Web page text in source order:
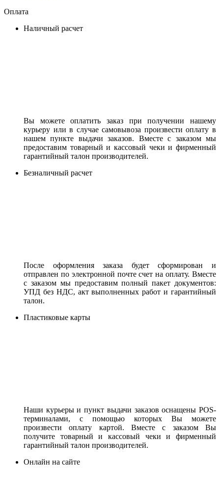
Оплата
Наличный расчет
Вы можете оплатить заказ при получении нашему
курьеру или в случае самовывоза произвести оплату в
нашем пункте выдачи заказов. Вместе с заказом мы
предоставим товарный и кассовый чеки и фирменный
гарантийный талон производителей.
Безналичный расчет
После оформления заказа будет сформирован и
отправлен по электронной почте счет на оплату. Вместе
с заказом мы предоставим полный пакет документов:
УПД без НДС, акт выполненных работ и гарантийный
талон.
Пластиковые карты
Наши курьеры и пункт выдачи заказов оснащены POS-
терминалами, с помощью которых Вы можете
произвести оплату картой. Вместе с заказом Вы
получите товарный и кассовый чеки и фирменный
гарантийный талон производителей.
Онлайн на сайте